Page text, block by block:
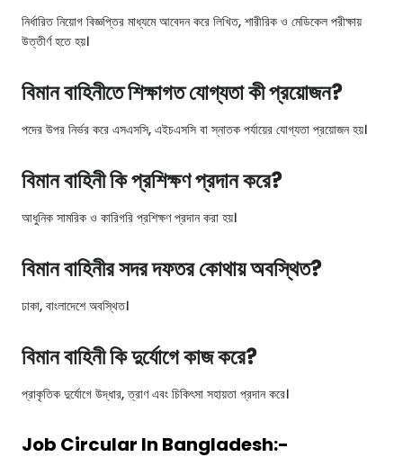
নির্ধারিত নিয়োগ বিজ্ঞপ্তির মাধ্যমে আবেদন করে লিখিত, শারীরিক ও মেডিকেল পরীক্ষায়
উত্তীর্ণ হতে হয়।
বিমান বাহিনীতে শিক্ষাগত যোগ্যতা কী প্রয়োজন?
পদের উপর নির্ভর করে এসএসসি, এইচএসসি বা স্নাতক পর্যায়ের যোগ্যতা প্রয়োজন হয়।
বিমান বাহিনী কি প্রশিক্ষণ প্রদান করে?
আধুনিক সামরিক ও কারিগরি প্রশিক্ষণ প্রদান করা হয়।
বিমান বাহিনীর সদর দফতর কোথায় অবস্থিত?
ঢাকা, বাংলাদেশে অবস্থিত।
বিমান বাহিনী কি দুর্যোগে কাজ করে?
প্রাকৃতিক দুর্যোগে উদ্ধার, ত্রাণ এবং চিকিৎসা সহায়তা প্রদান করে।
Job Circular In Bangladesh:-